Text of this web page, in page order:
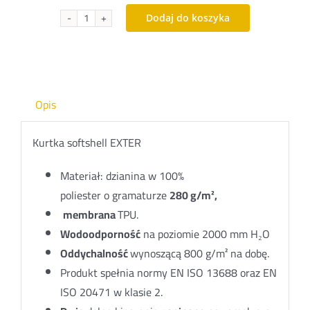
ilość
Dodaj do koszyka
Opis
Kurtka softshell EXTER
Materiał: dzianina w 100%
poliester o gramaturze280 g/m²,
membranaTPU.
Wodoodpornośćna poziomie 2000 mm H₂O
Oddychalnośćwynoszącą 800 g/m² na dobę.
Produkt spełnia normy EN ISO 13688 oraz EN
ISO 20471 w klasie 2.